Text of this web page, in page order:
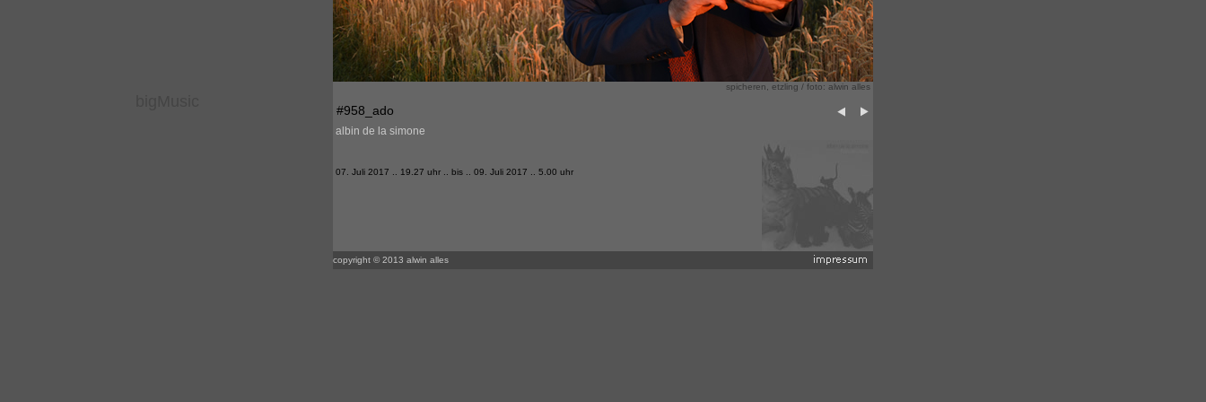
spicheren, etzling / foto: alwin alles
#958_ado
albin de la simone
07. Juli 2017 .. 19.27 uhr .. bis .. 09. Juli 2017 .. 5.00 uhr
copyright © 2013 alwin alles